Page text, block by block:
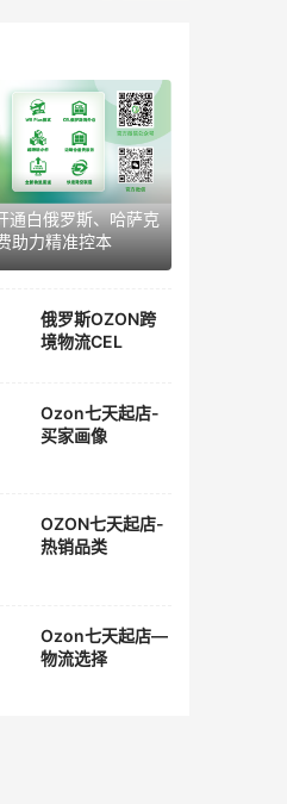
通白俄罗斯、哈萨克
助力精准控本
俄罗斯OZON跨
境物流CEL
Ozon七天起店-
买家画像
OZON七天起店-
热销品类
Ozon七天起店—
物流选择